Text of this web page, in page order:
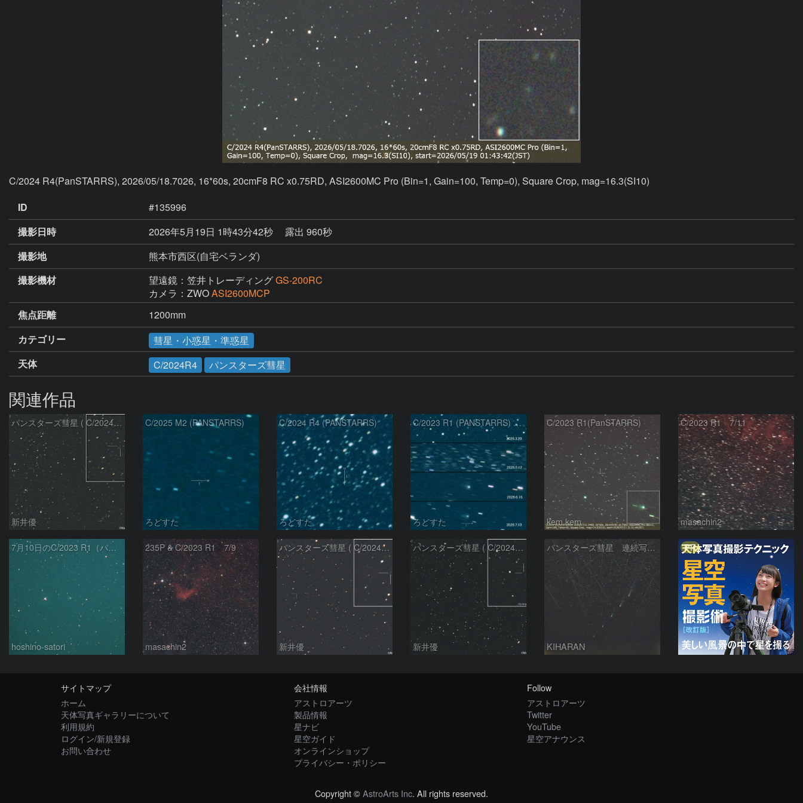
C/2024 R4(PanSTARRS), 2026/05/18.7026, 16*60s, 20cmF8 RC x0.75RD, ASI2600MC Pro (Bin=1, Gain=100, Temp=0), Square Crop, mag=16.3(SI10)
ID
#135996
撮影日時
2026年5月19日 1時43分42秒
露出 960秒
撮影地
熊本市西区(自宅ベランダ)
撮影機材
望遠鏡：笠井トレーディングGS-200RC
カメラ：ZWOASI2600MCP
焦点距離
1200mm
カテゴリー
彗星・小惑星・準惑星
天体
C/2024R4 パンスターズ彗星
関連作品
パンスターズ彗星 ( C/2024R4 )：2026/07/27
新井優
C/2025 M2 (PANSTARRS)
ろどすた
C/2024 R4 (PANSTARRS)
ろどすた
C/2023 R1 (PANSTARRS) の変化
ろどすた
C/2023 R1(PanSTARRS)
kem.kem
C/2023 R1 7/11
masachin2
7月10日のC/2023 R1（パンスターズ彗星）
hoshino-satori
235P & C/2023 R1 7/9
masachin2
パンスターズ彗星 ( C/2024R4 )：2026/06/28
新井優
パンスターズ彗星 ( C/2024G4 )の予報位置：2026/06/23
新井優
パンスターズ彗星 連続写真 再処理
KIHARAN
PR
サイトマップ
ホーム
天体写真ギャラリーについて
利用規約
ログイン/新規登録
お問い合わせ
会社情報
アストロアーツ
製品情報
星ナビ
星空ガイド
オンラインショップ
プライバシー・ポリシー
Follow
アストロアーツ
Twitter
YouTube
星空アナウンス
Copyright ©AstroArts Inc. All rights reserved.